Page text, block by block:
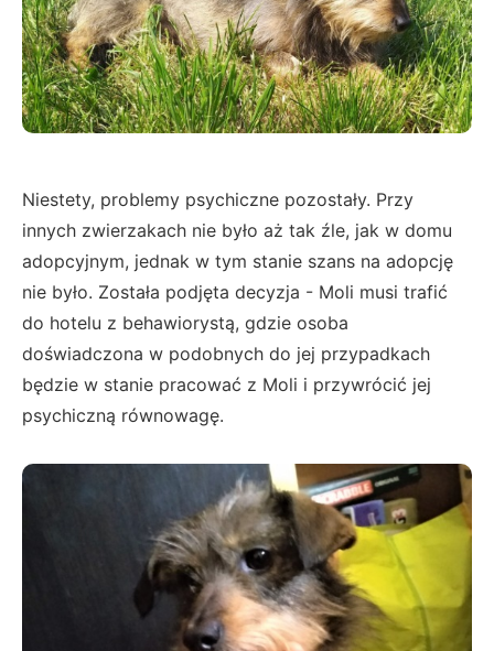
Niestety, problemy psychiczne pozostały. Przy
innych zwierzakach nie było aż tak źle, jak w domu
adopcyjnym, jednak w tym stanie szans na adopcję
nie było. Została podjęta decyzja - Moli musi trafić
do hotelu z behawiorystą, gdzie osoba
doświadczona w podobnych do jej przypadkach
będzie w stanie pracować z Moli i przywrócić jej
psychiczną równowagę.